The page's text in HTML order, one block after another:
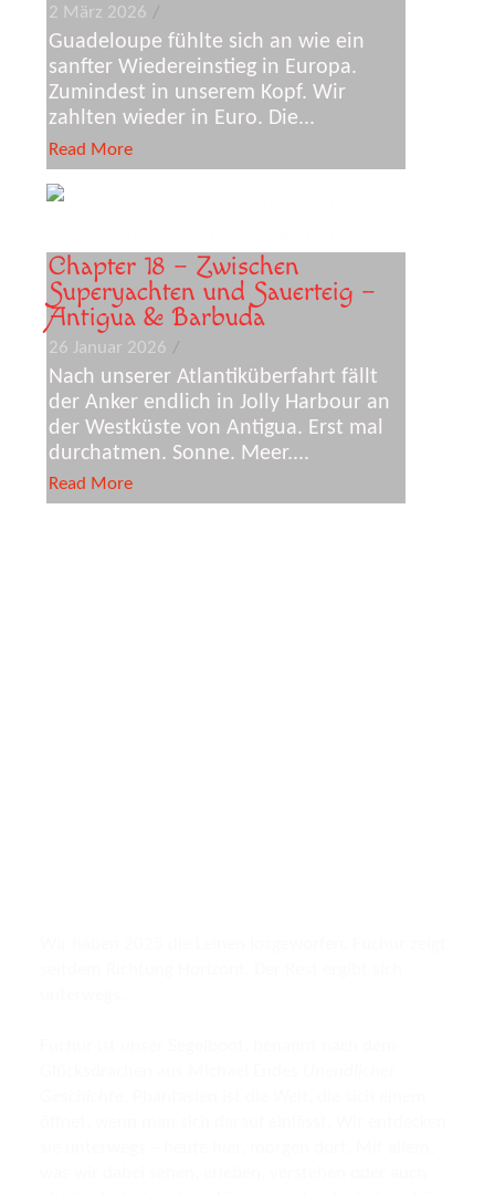
2 März 2026 /
Guadeloupe fühlte sich an wie ein
sanfter Wiedereinstieg in Europa.
Zumindest in unserem Kopf. Wir
zahlten wieder in Euro. Die...
Read More
Chapter 18 – Zwischen
Superyachten und Sauerteig –
Antigua & Barbuda
26 Januar 2026 /
Nach unserer Atlantiküberfahrt fällt
der Anker endlich in Jolly Harbour an
der Westküste von Antigua. Erst mal
durchatmen. Sonne. Meer....
Read More